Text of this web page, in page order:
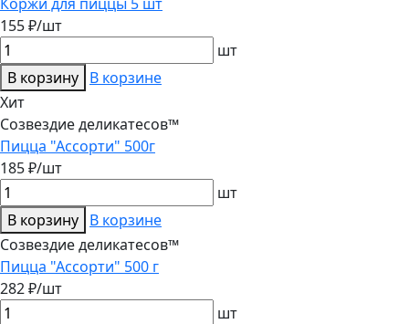
155 ₽/шт
шт
В корзину В корзине
Хит
Созвездие деликатесов™
Пицца "Ассорти" 500г
185 ₽/шт
шт
В корзину В корзине
Созвездие деликатесов™
Пицца "Ассорти" 500 г
282 ₽/шт
шт